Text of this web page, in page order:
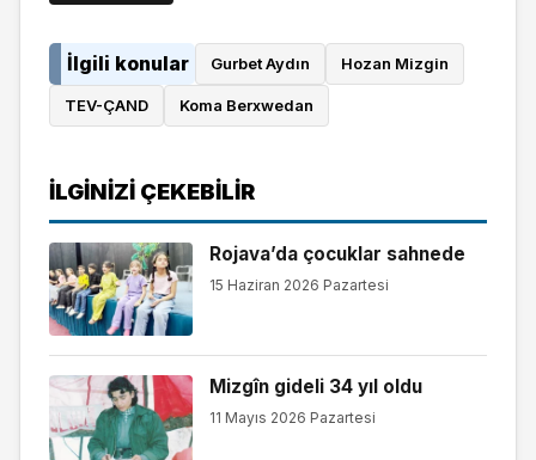
İlgili konular Gurbet Aydın Hozan Mizgin
TEV-ÇAND Koma Berxwedan
İLGINIZI ÇEKEBILIR
Rojava’da çocuklar sahnede
15 Haziran 2026 Pazartesi
Mizgîn gideli 34 yıl oldu
11 Mayıs 2026 Pazartesi